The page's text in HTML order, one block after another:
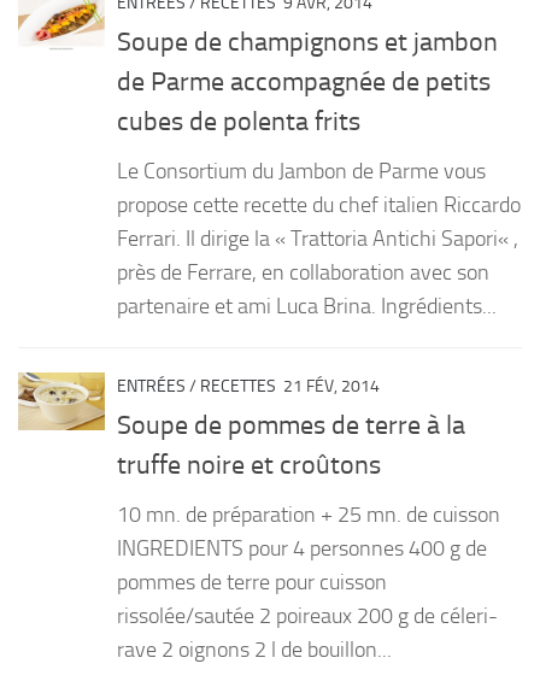
Soupe de champignons et jambon
de Parme accompagnée de petits
cubes de polenta frits
Le Consortium du Jambon de Parme vous
propose cette recette du chef italien Riccardo
Ferrari. Il dirige la « Trattoria Antichi Sapori« ,
près de Ferrare, en collaboration avec son
partenaire et ami Luca Brina. Ingrédients...
ENTRÉES / RECETTES 21 FÉV, 2014
Soupe de pommes de terre à la
truffe noire et croûtons
10 mn. de préparation + 25 mn. de cuisson
INGREDIENTS pour 4 personnes 400 g de
pommes de terre pour cuisson
rissolée/sautée 2 poireaux 200 g de céleri-
rave 2 oignons 2 l de bouillon...